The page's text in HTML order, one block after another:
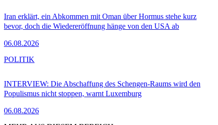
Iran erklärt, ein Abkommen mit Oman über Hormus stehe kurz
bevor, doch die Wiedereröffnung hänge von den USA ab
06.08.2026
INTERVIEW: Die Abschaffung des Schengen-Raums wird den
Populismus nicht stoppen, warnt Luxemburg
06.08.2026
POLITIK